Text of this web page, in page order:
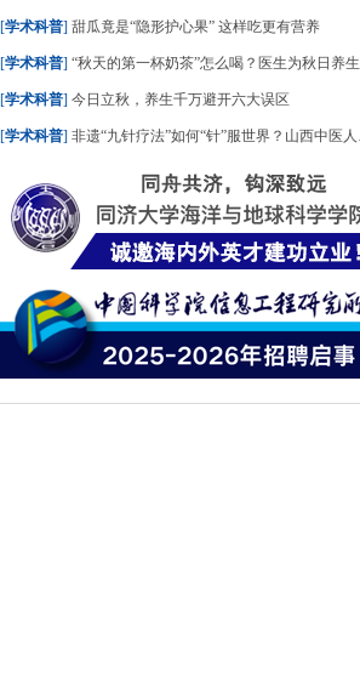
[学术科普] 甜瓜竟是“隐形护心果” 这样吃更有营养
[学术科普] “秋天的第一杯奶茶”怎么喝？医生为秋日养生饮食划重点
[学术科普] 今日立秋，养生千万避开六大误区
[学术科普] 非遗“九针疗法”如何“针”服世界？山西中医人这样答